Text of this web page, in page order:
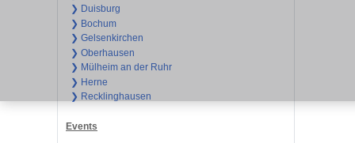
❯ Duisburg
❯ Bochum
❯ Gelsenkirchen
❯ Oberhausen
❯ Mülheim an der Ruhr
❯ Herne
❯ Recklinghausen
Events